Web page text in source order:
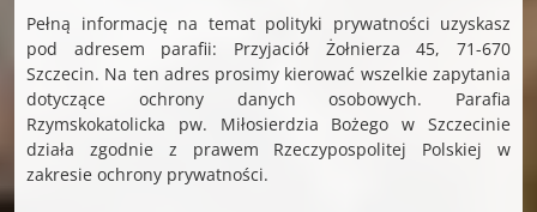
Pełną informację na temat polityki prywatności uzyskasz
pod adresem parafii: Przyjaciół Żołnierza 45, 71-670
Szczecin. Na ten adres prosimy kierować wszelkie zapytania
dotyczące ochrony danych osobowych. Parafia
Rzymskokatolicka pw. Miłosierdzia Bożego w Szczecinie
działa zgodnie z prawem Rzeczypospolitej Polskiej w
zakresie ochrony prywatności.